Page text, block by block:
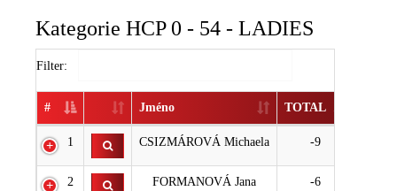
Kategorie HCP 0 - 54 - LADIES
Filter:
# Jméno TOTAL
1 CSIZMÁROVÁ Michaela -9
2 FORMANOVÁ Jana -6